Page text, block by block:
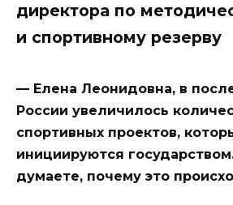
директора по
и спортивному резерву
— Елена Леонидовна, в
России увеличилось
спортивных проектов,
инициируются
думаете, почему это